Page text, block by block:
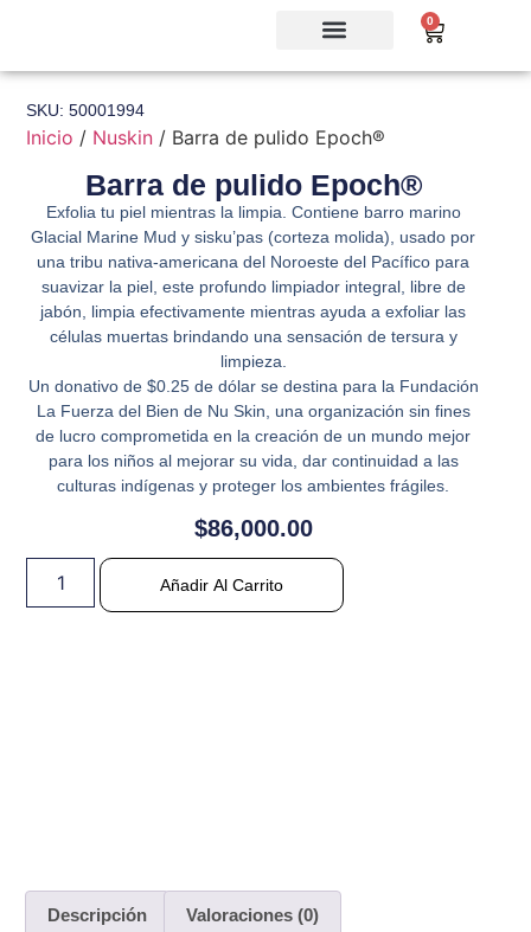
0
SKU: 50001994
Inicio / Nuskin / Barra de pulido Epoch®️
Barra de pulido Epoch®️
Exfolia tu piel mientras la limpia. Contiene barro marino
Glacial Marine Mud y sisku’pas (corteza molida), usado por
una tribu nativa-americana del Noroeste del Pacífico para
suavizar la piel, este profundo limpiador integral, libre de
jabón, limpia efectivamente mientras ayuda a exfoliar las
células muertas brindando una sensación de tersura y
limpieza.
Un donativo de $0.25 de dólar se destina para la Fundación
La Fuerza del Bien de Nu Skin, una organización sin fines
de lucro comprometida en la creación de un mundo mejor
para los niños al mejorar su vida, dar continuidad a las
culturas indígenas y proteger los ambientes frágiles.
$86,000.00
Añadir Al Carrito
Descripción Valoraciones (0)